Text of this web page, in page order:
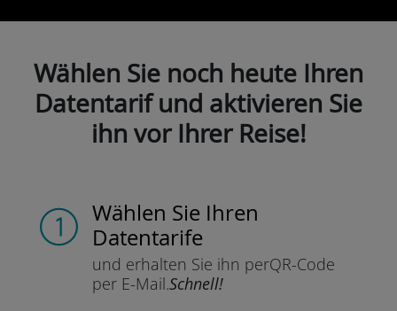
Wählen Sie noch heute Ihren
Datentarif und aktivieren Sie
ihn vor Ihrer Reise!
Wählen Sie Ihren
Datentarife
und erhalten Sie ihn perQR-Code
per E-Mail.Schnell!